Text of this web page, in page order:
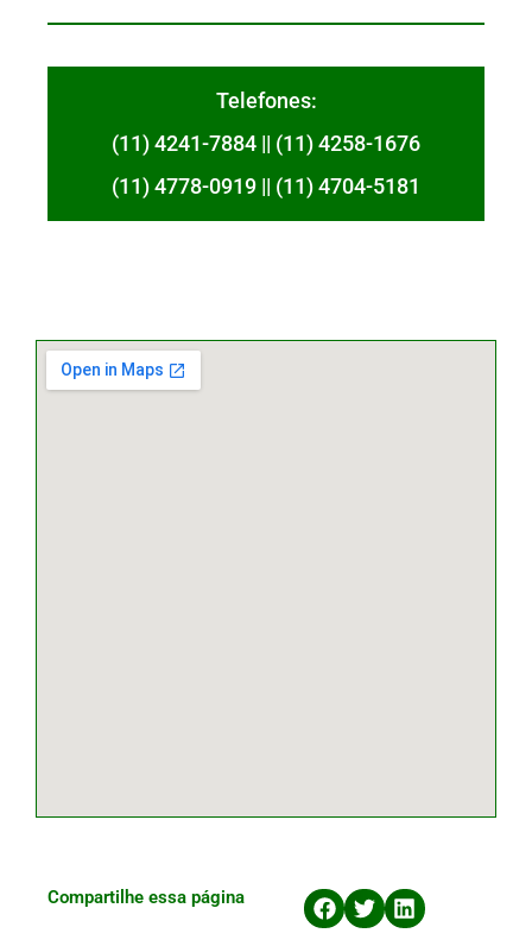
Telefones:
(11) 4241-7884 || (11) 4258-1676
(11) 4778-0919 || (11) 4704-5181
Compartilhe essa página